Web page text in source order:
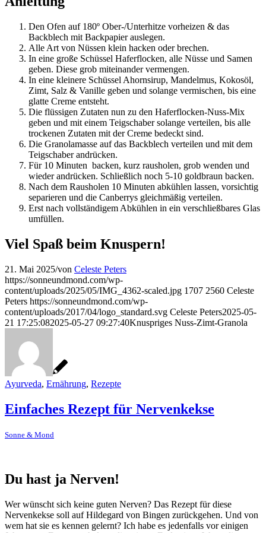
Den Ofen auf 180º Ober-/Unterhitze vorheizen & das
Backblech mit Backpapier auslegen.
Alle Art von Nüssen klein hacken oder brechen.
In eine große Schüssel Haferflocken, alle Nüsse und Samen
geben. Diese grob miteinander vermengen.
In eine kleinere Schüssel Ahornsirup, Mandelmus, Kokosöl,
Zimt, Salz & Vanille geben und solange vermischen, bis eine
glatte Creme entsteht.
Die flüssigen Zutaten nun zu den Haferflocken-Nuss-Mix
geben und mit einem Teigschaber solange verteilen, bis alle
trockenen Zutaten mit der Creme bedeckt sind.
Die Granolamasse auf das Backblech verteilen und mit dem
Teigschaber andrücken.
Für 10 Minuten backen, kurz rausholen, grob wenden und
wieder andrücken. Schließlich noch 5-10 goldbraun backen.
Nach dem Rausholen 10 Minuten abkühlen lassen, vorsichtig
separieren und die Canberrys gleichmäßig verteilen.
Erst nach vollständigem Abkühlen in ein verschließbares Glas
umfüllen.
Viel Spaß beim Knuspern!
21. Mai 2025/von Celeste Peters
https://sonneundmond.com/wp-
content/uploads/2025/05/IMG_4362-scaled.jpg 1707 2560 Celeste
Peters https://sonneundmond.com/wp-
content/uploads/2017/04/logo_standard.svg Celeste Peters2025-05-
21 17:25:082025-05-27 09:27:40Knuspriges Nuss-Zimt-Granola
Ayurveda, Ernährung, Rezepte
Einfaches Rezept für Nervenkekse
Sonne & Mond
Du hast ja Nerven!
Wer wünscht sich keine guten Nerven? Das Rezept für diese
Nervenkekse soll auf Hildegard von Bingen zurückgehen. Und von
wem hat sie es kennen gelernt? Ich habe es jedenfalls vor einigen